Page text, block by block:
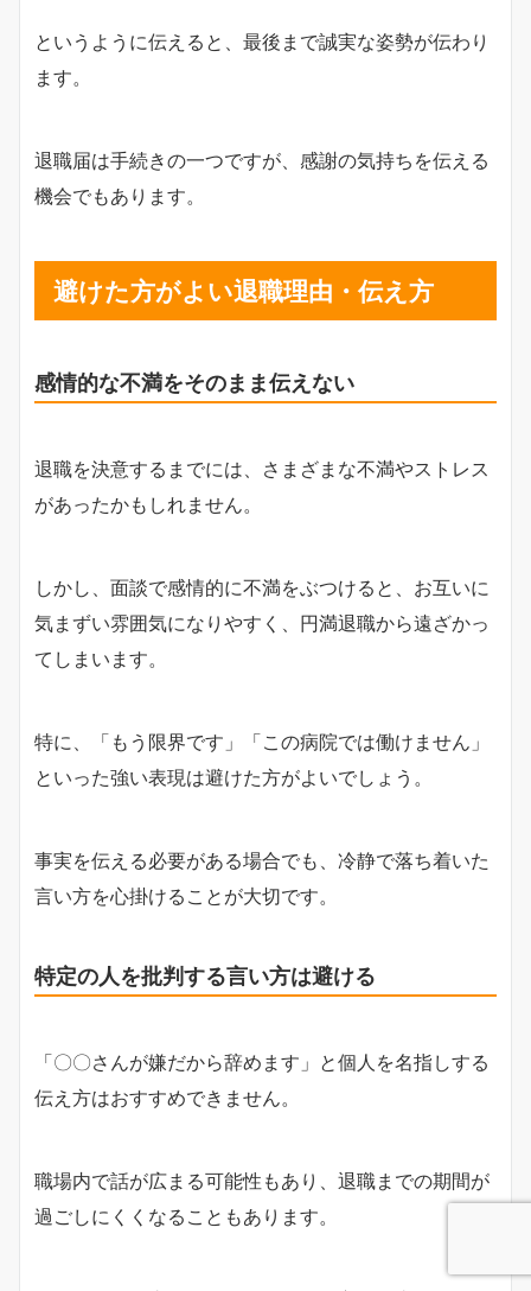
というように伝えると、最後まで誠実な姿勢が伝わり
ます。
退職届は手続きの一つですが、感謝の気持ちを伝える
機会でもあります。
避けた方がよい退職理由・伝え方
感情的な不満をそのまま伝えない
退職を決意するまでには、さまざまな不満やストレス
があったかもしれません。
しかし、面談で感情的に不満をぶつけると、お互いに
気まずい雰囲気になりやすく、円満退職から遠ざかっ
てしまいます。
特に、「もう限界です」「この病院では働けません」
といった強い表現は避けた方がよいでしょう。
事実を伝える必要がある場合でも、冷静で落ち着いた
言い方を心掛けることが大切です。
特定の人を批判する言い方は避ける
「〇〇さんが嫌だから辞めます」と個人を名指しする
伝え方はおすすめできません。
職場内で話が広まる可能性もあり、退職までの期間が
過ごしにくくなることもあります。